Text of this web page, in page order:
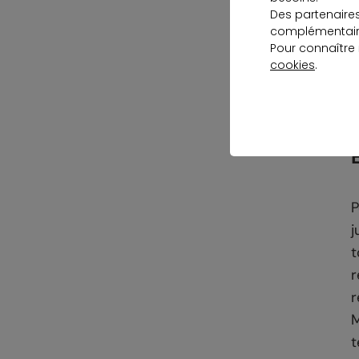
Des
Pour
cookies.